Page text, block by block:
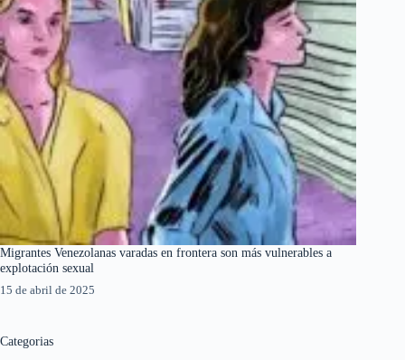
Migrantes Venezolanas varadas en frontera son más vulnerables a
explotación sexual
15 de abril de 2025
Categorias